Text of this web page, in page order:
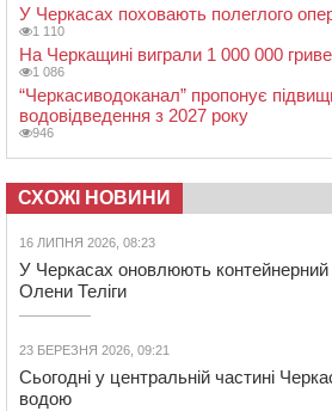
У Черкасах поховають полеглого
1 110
На Черкащині виграли 1 000 000
1 086
“Черкасиводоканал” пропонує
водовідведення з 2027 року
946
СХОЖІ НОВИНИ
16 ЛИПНЯ 2026, 08:23
У Черкасах оновлюють контейнерний
Олени Теліги
23 БЕРЕЗНЯ 2026, 09:21
Сьогодні у центральній частині
водою